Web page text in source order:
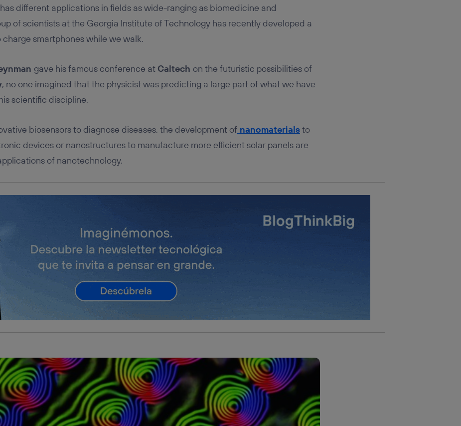
different applications in fields as wide-ranging as biomedicine and
of scientists at the Georgia Institute of Technology has recently developed a
smartphones while we walk.
gave his famous conference at Caltech on the futuristic possibilities of
, no one imagined that the physicist was predicting a large part of what we have
scientific discipline.
biosensors to diagnose diseases, the development of nanomaterialsto
devices or nanostructures to manufacture more efficient solar panels are
of nanotechnology.
su dispositivo y consienta el uso de la tecnología recibirá el mismo identificador.
una
conexión de banda ancha
(p. ej., Wi-Fi), el marketing o análisis se
en función de las actividades de navegación de los miembros del hogar que
utilizasdatos móviles, el marketing será más personalizado, ya que se basará
en la navegación del usuario del móvil.
gestionar los consentimientos Utiq seleccionando “Administrar Utiq” en la parte
de esta página web o visitando el